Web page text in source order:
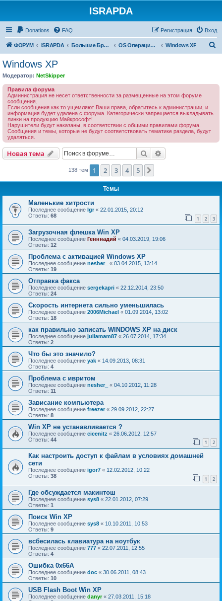
ISRAPDA
Donations FAQ Вход
Регистрация
ФОРУМ ISRAPDA Большие Братья (ББ) OS Операционные системы Windows XP
Windows XP
Модератор: NetSkipper
Правила форума
Администрация не несет ответственности за размещенные на этом форуме
сообщения.
Если сообщения как то ущемляют Ваши права, обратитесь к администрации, и
информация будет удалена с форума. Категорически запрещается выкладывать
линки на продукцию Майкрософт!
Нарушители будут наказаны, в соответствии с общими правилами форума.
Сообщения и темы, которые не будут соответствовать тематике раздела, будут
удаляться.
Новая тема
Новаятема Поиск
138 тем 1 2 3 4 5
Темы
Маленькие хитрости
Последнее сообщение Igr« 22.01.2015, 20:12
Ответы: 68 1 2 3
Загрузочная флешка Win XP
Последнее сообщение Генннадий « 04.03.2019, 19:06
Ответы: 12
Проблема с активацией Windows XP
Последнее сообщение nesher_ « 03.04.2015, 13:14
Ответы: 19
Отправка факса
Последнее сообщение sergekapri « 22.12.2014, 23:50
Ответы: 24
Скорость интернета сильно уменьшилась
Последнее сообщение 2006Michael « 01.09.2014, 13:02
Ответы: 18
как правильно записать WINDOWS XP на диск
Последнее сообщение juliamam87 « 26.07.2014, 17:34
Ответы: 2
Что бы это значило?
Последнее сообщение yak « 14.09.2013, 08:31
Ответы: 4
Проблема с ивритом
Последнее сообщение nesher_ « 04.10.2012, 11:28
Ответы: 11
Зависание компьютера
Последнее сообщение freezer« 29.09.2012, 22:27
Ответы: 8
Win XP не устанавливается ?
Последнее сообщение cicenitz « 26.06.2012, 12:57
Ответы: 44 1 2
Как настроить доступ к файлам в условиях домашней
сети
Последнее сообщение igor7 « 12.02.2012, 10:22
Ответы: 38 1 2
Где обсуждается макинтош
Последнее сообщение sys8 « 22.01.2012, 07:29
Ответы: 1
Поиск Win XP
Последнее сообщение sys8 « 10.10.2011, 10:53
Ответы: 9
всбесилась клавиатура на ноутбук
Последнее сообщение 777 « 22.07.2011, 12:55
Ответы: 4
Ошибка 0х66А
Последнее сообщение doc « 30.06.2011, 08:43
Ответы: 10
USB Flash Boot Win XP
Последнее сообщение danyr« 27.03.2011, 15:18